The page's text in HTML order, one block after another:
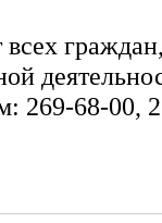
269-68-00,